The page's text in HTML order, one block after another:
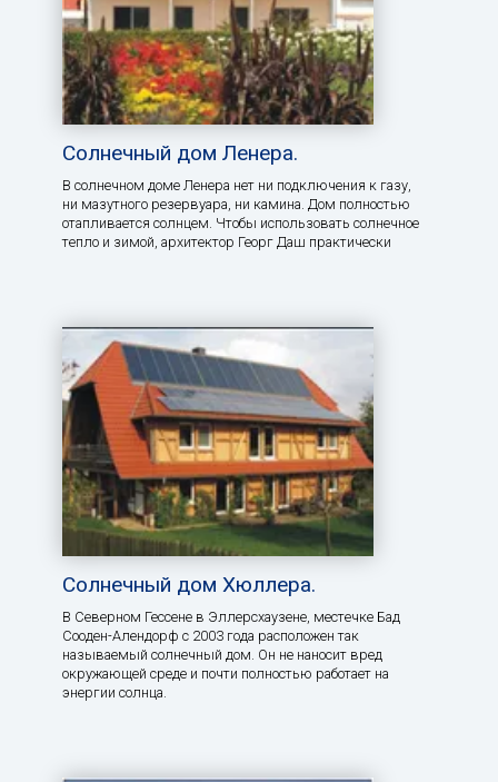
Солнечный дом Ленера.
В солнечном доме Ленера нет ни подключения к газу,
ни мазутного резервуара, ни камина. Дом полностью
отапливается солнцем. Чтобы использовать солнечное
тепло и зимой, архитектор Георг Даш практически
Солнечный дом Хюллера.
В Северном Гессене в Эллерсхаузене, местечке Бад
Сооден-Алендорф с 2003 года расположен так
называемый солнечный дом. Он не наносит вред
окружающей среде и почти полностью работает на
энергии солнца.